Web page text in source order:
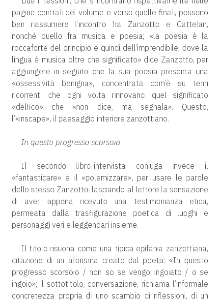
pagine centrali del volume e verso quelle finali, possono
ben riassumere l’incontro fra Zanzotto e Cattelan,
nonché quello fra musica e poesia; «la poesia è la
roccaforte del principio e quindi dell’imprendibile, dove la
lingua è musica oltre che significato» dice Zanzotto, per
aggiungere in seguito che la sua poesia presenta una
«ossessività benigna», concentrata com’è su temi
ricorrenti che ogni volta rinnovano quel significato
«delfico» che «non dice, ma segnala». Questo,
l’«inscape», il paesaggio interiore zanzottiano.
In questo progresso scorsoio
Il secondo libro-intervista coniuga invece il
«fantasticare» e il «polemizzare», per usare le parole
dello stesso Zanzotto, lasciando al lettore la sensazione
di aver appena ricevuto una testimonianza etica,
permeata dalla trasfigurazione poetica di luoghi e
personaggi veri e leggendari insieme.
Il titolo risuona come una tipica epifania zanzottiana,
citazione di un aforisma creato dal poeta: «In questo
progresso scorsoio / non so se vengo ingoiato / o se
ingoio»; il sottotitolo, conversazione, richiama l’informale
concretezza propria di uno scambio di riflessioni, di un